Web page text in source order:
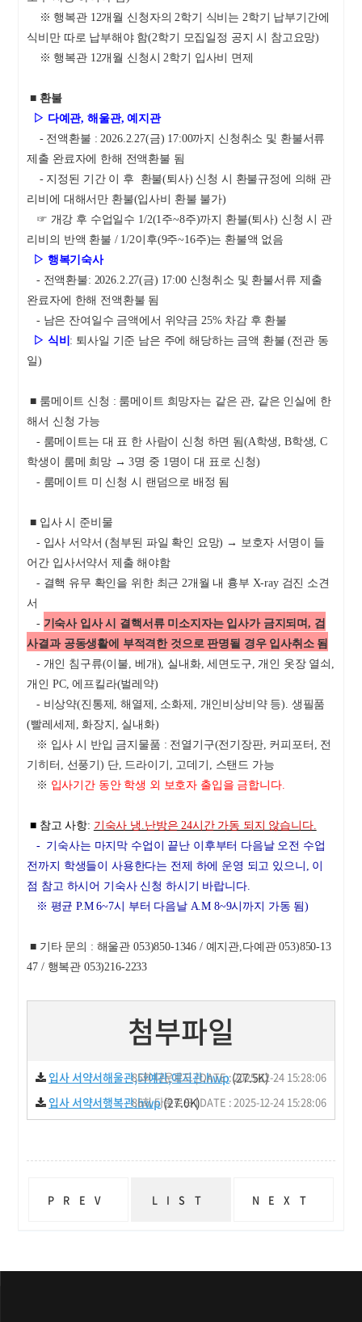
※ 행복관 12개월 신청자의 2학기 식비는 2학기 납부기간에
식비만 따로 납부해야 함(2학기 모집일정 공지 시 참고요망)
※ 행복관 12개월 신청시 2학기 입사비 면제
■ 환불
▷ 다예관, 해울관, 예지관
- 전액환불 : 2026.2.27(금) 17:00까지 신청취소 및 환불서류
제출 완료자에 한해 전액환불 됨
- 지정된 기간 이 후 환불(퇴사) 신청 시 환불규정에 의해 관
리비에 대해서만 환불(입사비 환불 불가)
☞ 개강 후 수업일수 1/2(1주~8주)까지 환불(퇴사) 신청 시 관
리비의 반액 환불 / 1/2이후(9주~16주)는 환불액 없음
▷ 행복기숙사
- 전액환불: 2026.2.27(금) 17:00 신청취소 및 환불서류 제출
완료자에 한해 전액환불 됨
- 남은 잔여일수 금액에서 위약금 25% 차감 후 환불
▷ 식비 : 퇴사일 기준 남은 주에 해당하는 금액 환불 (전관 동
일)
■ 룸메이트 신청 : 룸메이트 희망자는 같은 관, 같은 인실에 한
해서 신청 가능
- 룸메이트는 대 표 한 사람이 신청 하면 됨(A학생, B학생, C
학생이 룸메 희망 → 3명 중 1명이 대 표로 신청)
- 룸메이트 미 신청 시 랜덤으로 배정 됨
■ 입사 시 준비물
- 입사 서약서 (첨부된 파일 확인 요망) → 보호자 서명이 들
어간 입사서약서 제출 해야함
- 결핵 유무 확인을 위한 최근 2개월 내 흉부 X-ray 검진 소견
서
- 기숙사 입사 시 결핵서류 미소지자는 입사가 금지되며, 검
사결과 공동생활에 부적격한 것으로 판명될 경우 입사취소 됨
- 개인 침구류(이불, 베개), 실내화, 세면도구, 개인 옷장 열쇠,
개인 PC, 에프킬라(벌레약)
- 비상약(진통제, 해열제, 소화제, 개인비상비약 등). 생필품
(빨레세제, 화장지, 실내화)
※ 입사 시 반입 금지물품 : 전열기구(전기장판, 커피포터, 전
기히터, 선풍기) 단, 드라이기, 고데기, 스탠드 가능
※ 입사기간 동안 학생 외 보호자 출입을 금합니다.
■ 참고 사항: 기숙사 냉.난방은 24시간 가동 되지 않습니다.
- 기숙사는 마지막 수업이 끝난 이후부터 다음날 오전 수업
전까지 학생들이 사용한다는 전제 하에 운영 되고 있으니, 이
점 참고 하시어 기숙사 신청 하시기 바랍니다.
※ 평균 P.M 6~7시 부터 다음날 A.M 8~9시까지 가동 됨)
■ 기타 문의 : 해울관 053)850-1346 / 예지관,다예관 053)850-13
47 / 행복관 053)216-2233
첨부파일
입사 서약서해울관,다예관,예지관.hwp(27.5K)
85회 다운로드 | DATE : 2025-12-24 15:28:06
입사 서약서행복관.hwp(27.0K)
86회 다운로드 | DATE : 2025-12-24 15:28:06
PREV LIST NEXT